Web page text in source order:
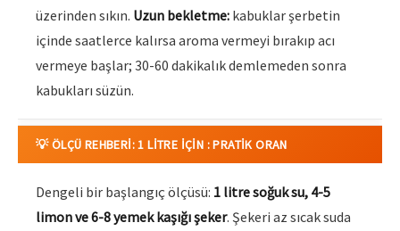
üzerinden sıkın. Uzun bekletme: kabuklar şerbetin
içinde saatlerce kalırsa aroma vermeyi bırakıp acı
vermeye başlar; 30-60 dakikalık demlemeden sonra
kabukları süzün.
💡 ÖLÇÜ REHBERI: 1 LITRE İÇIN : PRATIK ORAN
Dengeli bir başlangıç ölçüsü: 1 litre soğuk su, 4-5
limon ve 6-8 yemek kaşığı şeker. Şekeri az sıcak suda